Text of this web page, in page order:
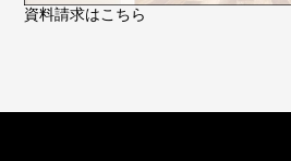
資料請求はこちら